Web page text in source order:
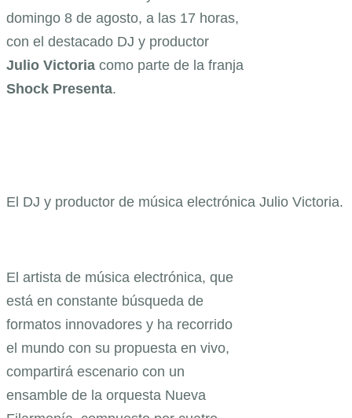
domingo 8 de agosto, a las 17 horas,
con el destacado DJ y productor
Julio Victoria como parte de la franja
Shock Presenta.
El DJ y productor de música electrónica Julio Victoria.
El artista de música electrónica, que
está en constante búsqueda de
formatos innovadores y ha recorrido
el mundo con su propuesta en vivo,
compartirá escenario con un
ensamble de la orquesta Nueva